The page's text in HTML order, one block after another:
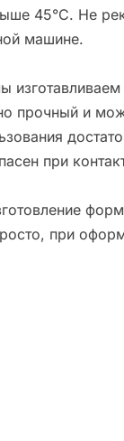
45°С. Не
машине.
прочный и
при
при